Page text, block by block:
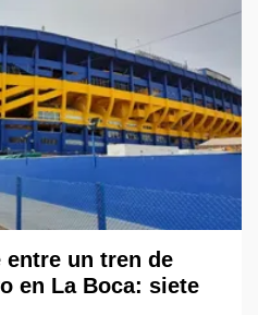
entre un tren de
en La Boca: siete